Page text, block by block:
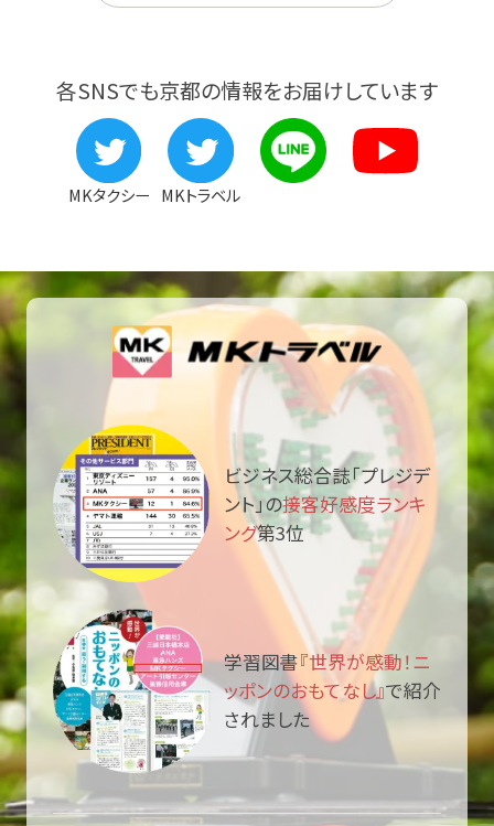
各SNSでも京都の情報をお届けしています
MKタクシー MKトラベル
ビジネス総合誌「プレジデ
ント」の接客好感度ランキ
ング第3位
学習図書『世界が感動！ニ
ッポンのおもてなし』で紹介
されました